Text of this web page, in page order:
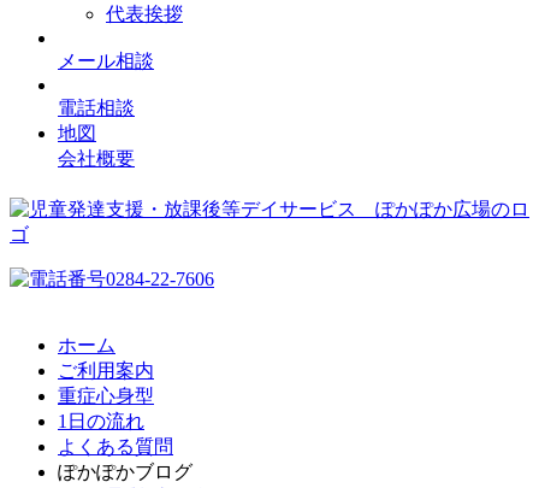
代表挨拶
メール相談
電話相談
地図
会社概要
ホーム
ご利用案内
重症心身型
1日の流れ
よくある質問
ぽかぽかブログ